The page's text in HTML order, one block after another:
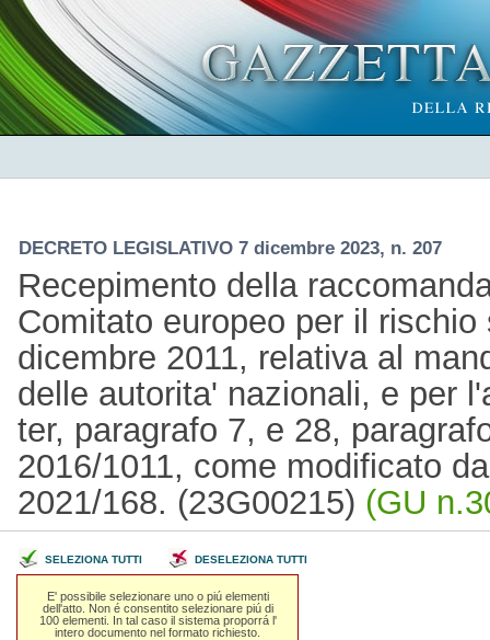
DECRETO LEGISLATIVO 7 dicembre 2023, n. 207
Recepimento della
Comitato europeo per il
dicembre 2011, relativa al
delle autorita' nazionali, e per
ter, paragrafo 7, e 28,
2016/1011, come modificato
2021/168. (23G00215) (GU
SELEZIONA TUTTI DESELEZIONA TUTTI
E' possibile selezionare uno o piú elementi
dell'atto. Non é consentito selezionare piú di
100 elementi. In tal caso il sistema proporrá l'
intero documento nel formato richiesto.